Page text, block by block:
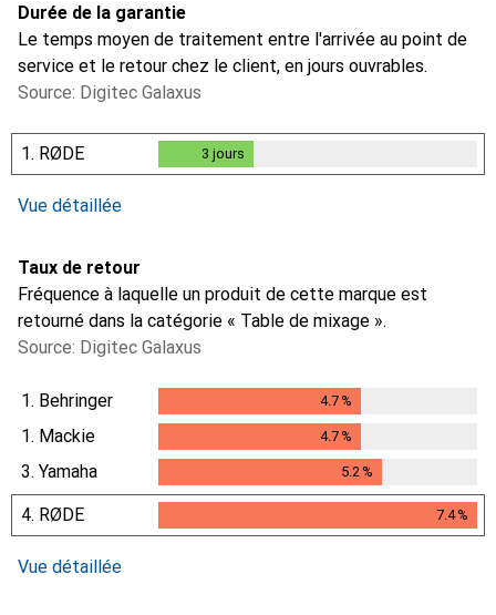
Durée de la garantie
Le temps moyen de traitement entre l'arrivée au point de
service et le retour chez le client, en jours ouvrables.
Source: Digitec Galaxus
1. RØDE 3 jours
iii
Vue détaillée
Taux de retour
Fréquence à laquelle un produit de cette marque est
retourné dans la catégorie « Table de mixage ».
Source: Digitec Galaxus
1. Behringer 4.7%
1. Mackie 4.7%
3. Yamaha 5.2 %
4. RØDE 7.4%
7.4%
Vue détaillée